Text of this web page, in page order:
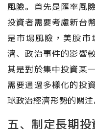
風險。首先是匯率風
投資者需要考慮新台
是市場風險，美股
濟、政治事件的影響
其是對於集中投資某
需要通過多樣化的投
球政治經濟形勢的關注
五、制定長期